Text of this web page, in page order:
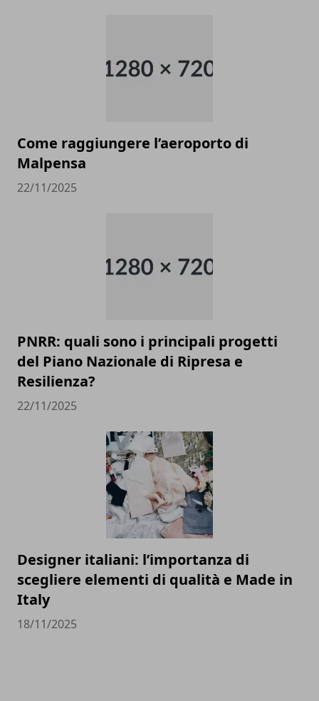
Come raggiungere l’aeroporto di
Malpensa
22/11/2025
PNRR: quali sono i principali progetti
del Piano Nazionale di Ripresa e
Resilienza?
22/11/2025
Designer italiani: l’importanza di
scegliere elementi di qualità e Made in
Italy
18/11/2025